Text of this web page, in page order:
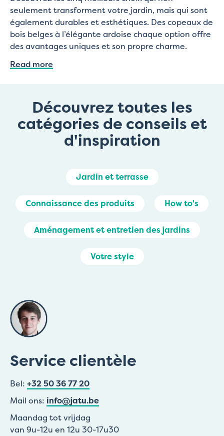
seulement transforment votre jardin, mais qui sont
également durables et esthétiques. Des copeaux de
bois belges à l’élégante ardoise chaque option offre
des avantages uniques et son propre charme.
Read more
Découvrez toutes les
catégories de conseils et
d'inspiration
Jardin et terrasse
Connaissance des produits How to's
Aménagement et entretien des jardins
Votre style
Service clientèle
Bel: +32 50 36 77 20
Mail ons: info@jatu.be
Maandag tot vrijdag
van 9u-12u en 12u 30-17u30